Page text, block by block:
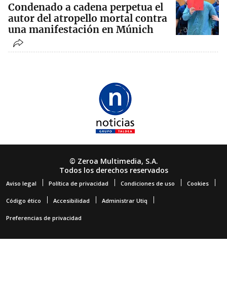
Condenado a cadena perpetua el
autor del atropello mortal contra
una manifestación en Múnich
© Zeroa Multimedia, S.A.
Todos los derechos reservados
Aviso legal Política de privacidad Condiciones de uso Cookies
Código ético Accesibilidad Administrar Utiq
Preferencias de privacidad